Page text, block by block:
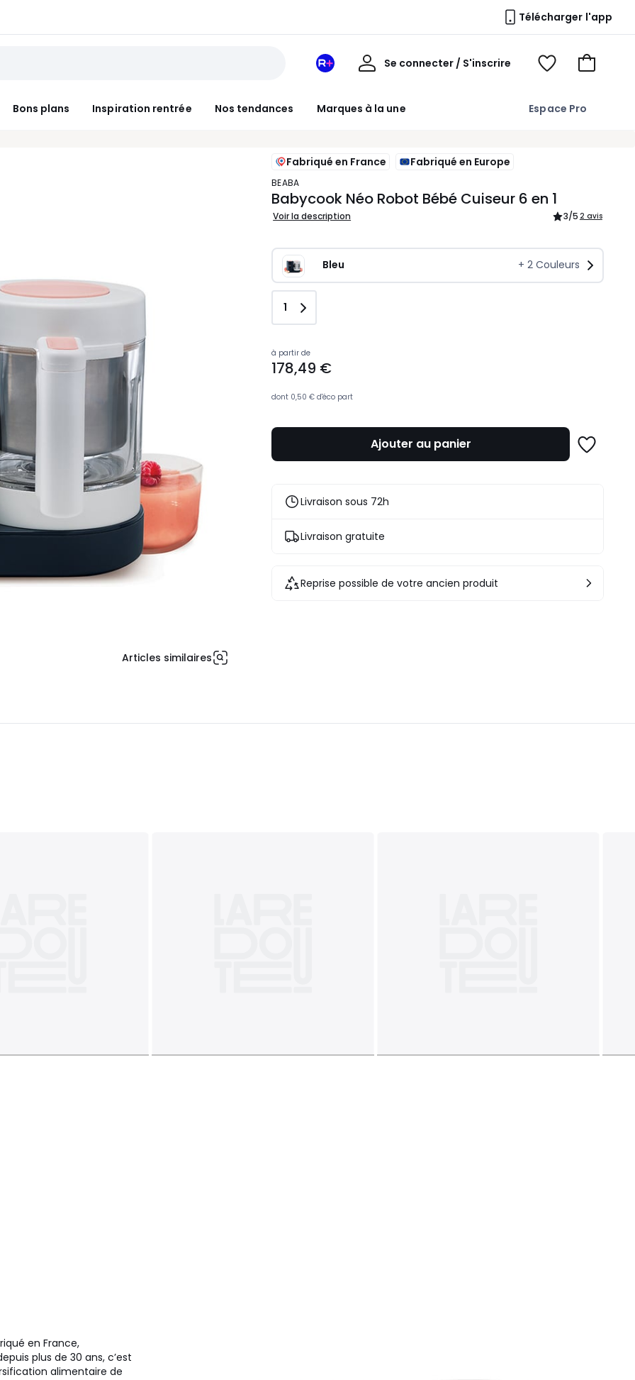
Télécharger l'app
Bons plans Inspiration rentrée Nos tendances Marques à la une Espace Pro
Mon
Redoute
Se connecter / S'inscrire
Mon
Voir
Voir
Articles similaires
Fabriqué en France Fabriqué en Europe
BEABA
Babycook Néo Robot Bébé Cuiseur 6 en 1
Voir la description 3/5 2 avis
Bleu + 2Couleurs
Quantité
1
178,49
€.
à partir de
178,49 €
dont 0,50 € d'éco part
Ajouter au panier
Ajouter
Livraison sous 72h
Livraison gratuite
Reprise possible de votre ancien produit
en France,
plus de 30 ans, c’est
alimentaire de